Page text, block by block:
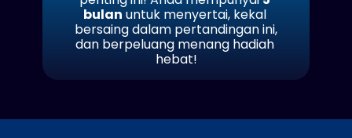
bulan untuk menyertai, kekal
bersaing dalam pertandingan ini,
dan berpeluang menang hadiah
hebat!